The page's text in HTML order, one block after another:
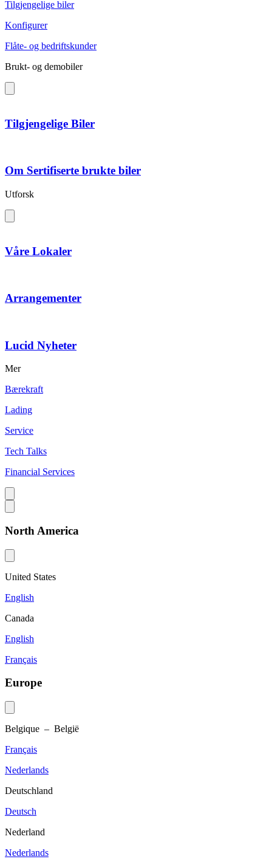
Tilgjengelige biler
Konfigurer
Flåte- og bedriftskunder
Brukt- og demobiler
Tilgjengelige Biler
Om Sertifiserte brukte biler
Utforsk
Våre Lokaler
Arrangementer
Lucid Nyheter
Mer
Bærekraft
Lading
Service
Tech Talks
Financial Services
North America
United States
English
Canada
English
Français
Europe
Belgique – België
Français
Nederlands
Deutschland
Deutsch
Nederland
Nederlands